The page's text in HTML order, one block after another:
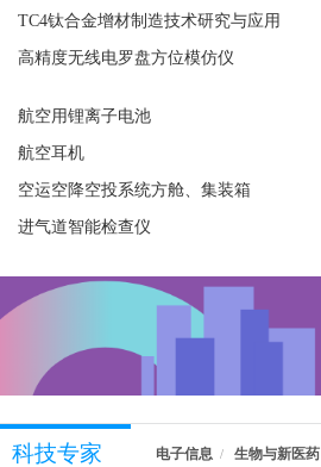
体优化设计关键技术
TC4钛合金增材制造技术研究与应用
高精度无线电罗盘方位模仿仪
航空用锂离子电池
航空耳机
空运空降空投系统方舱、集装箱
进气道智能检查仪
科技专家 电子信息 / 生物与新医药